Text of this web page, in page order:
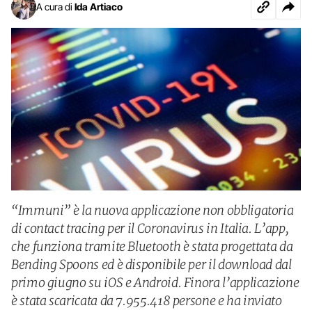
A cura di Ida Artiaco
“Immuni” è la nuova applicazione non obbligatoria
di contact tracing per il Coronavirus in Italia. L’app,
che funziona tramite Bluetooth è stata progettata da
Bending Spoons ed è disponibile per il download dal
primo giugno su iOS e Android. Finora l’applicazione
è stata scaricata da 7.955.418 persone e ha inviato